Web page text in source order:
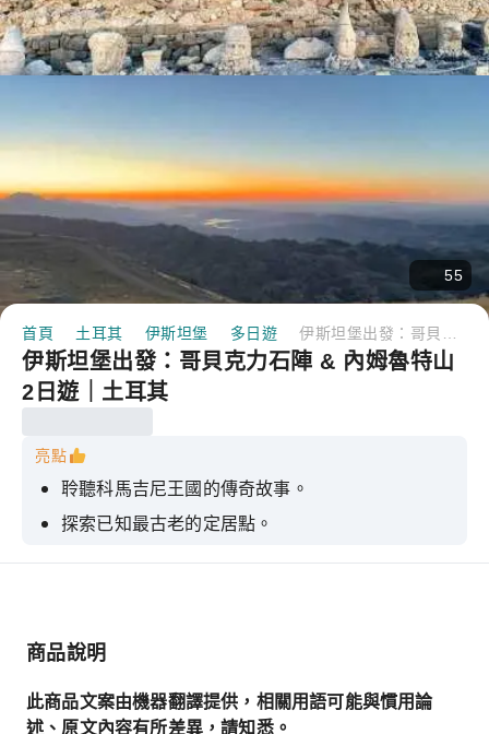
55
首頁 土耳其 伊斯坦堡 多日遊
伊斯坦堡出發：哥貝克力石陣 & 內姆魯特山
2日遊｜土耳其
亮點
聆聽科馬吉尼王國的傳奇故事。
探索已知最古老的定居點。
探索古城阿爾塞米亞。
商品說明
此商品文案由機器翻譯提供，相關用語可能與慣用論
述、原文內容有所差異，請知悉。